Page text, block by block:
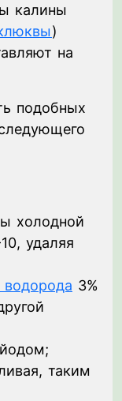
калины
)
на
подобных
холодной
удаляя
водорода 3%
таким